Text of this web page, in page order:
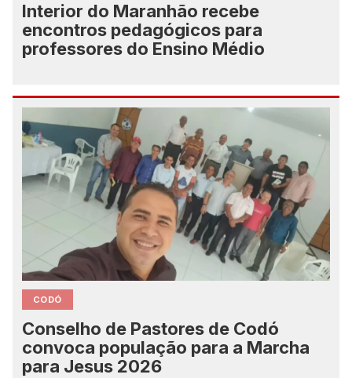
Interior do Maranhão recebe
encontros pedagógicos para
professores do Ensino Médio
CODÓ
Conselho de Pastores de Codó
convoca população para a Marcha
para Jesus 2026